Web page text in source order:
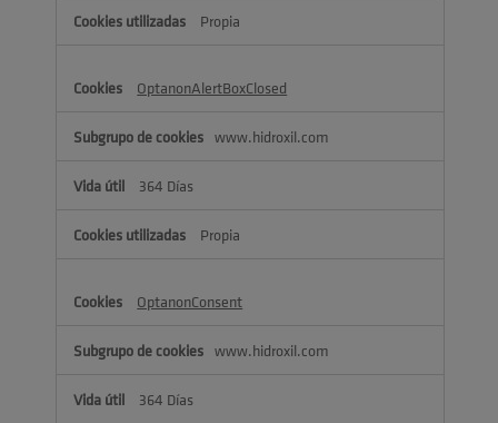
Propia
OptanonAlertBoxClosed
www.hidroxil.com
364 Días
Propia
OptanonConsent
www.hidroxil.com
364 Días